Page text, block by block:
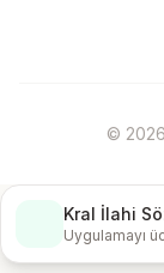
© 2026
Kral İlahi
Uygulamayı